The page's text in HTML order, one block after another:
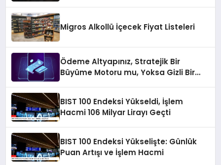
Migros Alkollü İçecek Fiyat Listeleri
Ödeme Altyapınız, Stratejik Bir
Büyüme Motoru mu, Yoksa Gizli Bir
BIST 100 Endeksi Yükseldi, İşlem
Hacmi 106 Milyar Lirayı Geçti
BIST 100 Endeksi Yükselişte: Günlük
Puan Artışı ve İşlem Hacmi